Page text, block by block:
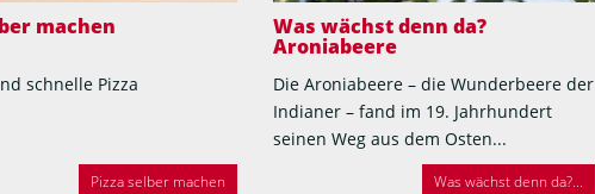
machen
schnelle Pizza
Pizza selber machen
Was wächst denn da?
Aroniabeere
Die Aroniabeere – die Wunderbeere der
Indianer – fand im 19. Jahrhundert
seinen Weg aus dem Osten...
Was wächst denn da?...